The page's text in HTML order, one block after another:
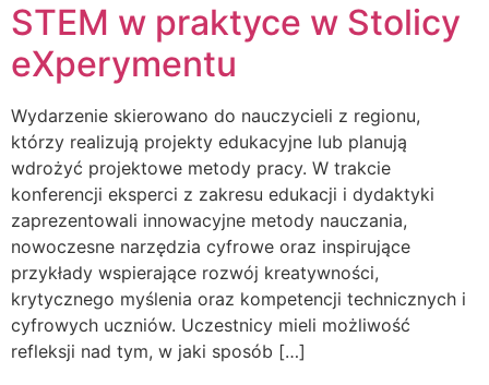
STEM w praktyce w Stolicy
eXperymentu
Wydarzenie skierowano do nauczycieli z regionu,
którzy realizują projekty edukacyjne lub planują
wdrożyć projektowe metody pracy. W trakcie
konferencji eksperci z zakresu edukacji i dydaktyki
zaprezentowali innowacyjne metody nauczania,
nowoczesne narzędzia cyfrowe oraz inspirujące
przykłady wspierające rozwój kreatywności,
krytycznego myślenia oraz kompetencji technicznych i
cyfrowych uczniów. Uczestnicy mieli możliwość
refleksji nad tym, w jaki sposób […]